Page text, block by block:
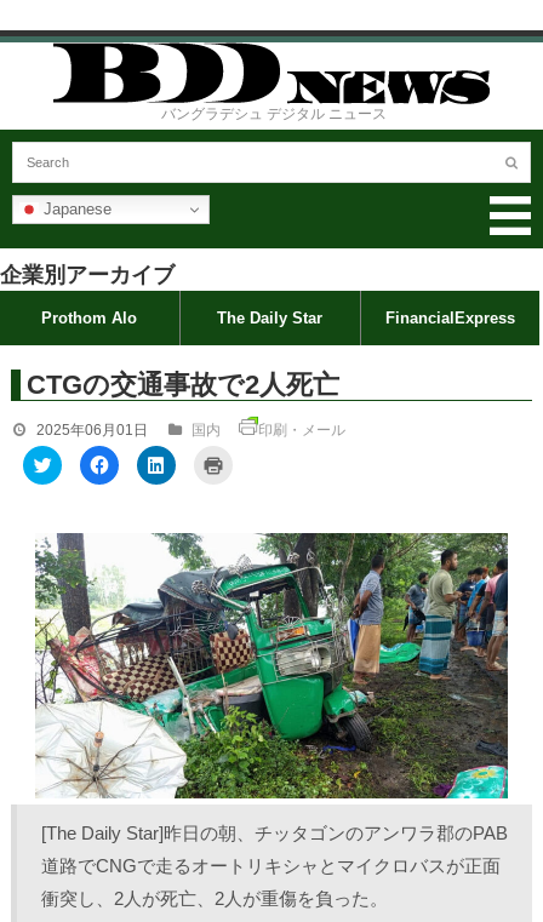
バングラデシュ デジタル ニュース
Japanese
企業別アーカイブ
Prothom Alo The Daily Star FinancialExpress
CTGの交通事故で2人死亡
2025年06月01日 国内
印刷・メール
ク
リ
て
T
w
i
t
t
e
r
で
共
有
(
新
し
い
ウ
ィ
ン
ド
で
開
き
ま
)
F
a
k
で
共
有
す
る
に
は
ク
リ
ッ
て
く
だ
さ
(
新
い
ィ
ン
ク
リ
て
L
n
k
e
d
I
n
で
共
有
(
新
し
い
ウ
ィ
ン
ウ
で
き
す
)
刷
(
新
し
い
ウ
ィ
ン
ド
ウ
で
開
き
ま
す
)
[The Daily Star]昨日の朝、チッタゴンのアンワラ郡のPAB
道路でCNGで走るオートリキシャとマイクロバスが正面
衝突し、2人が死亡、2人が重傷を負った。